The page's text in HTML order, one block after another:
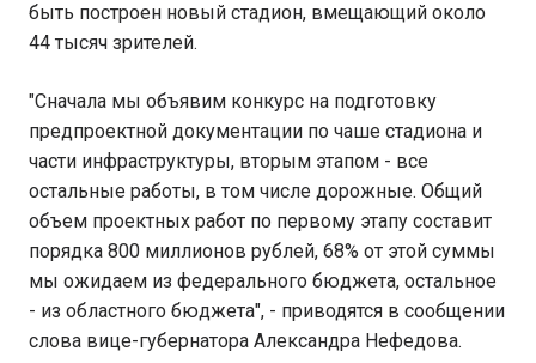
быть построен новый стадион, вмещающий около
44 тысяч зрителей.
"Сначала мы объявим конкурс на подготовку
предпроектной документации по чаше стадиона и
части инфраструктуры, вторым этапом - все
остальные работы, в том числе дорожные. Общий
объем проектных работ по первому этапу составит
порядка 800 миллионов рублей, 68% от этой суммы
мы ожидаем из федерального бюджета, остальное
- из областного бюджета", - приводятся в сообщении
слова вице-губернатора Александра Нефедова.